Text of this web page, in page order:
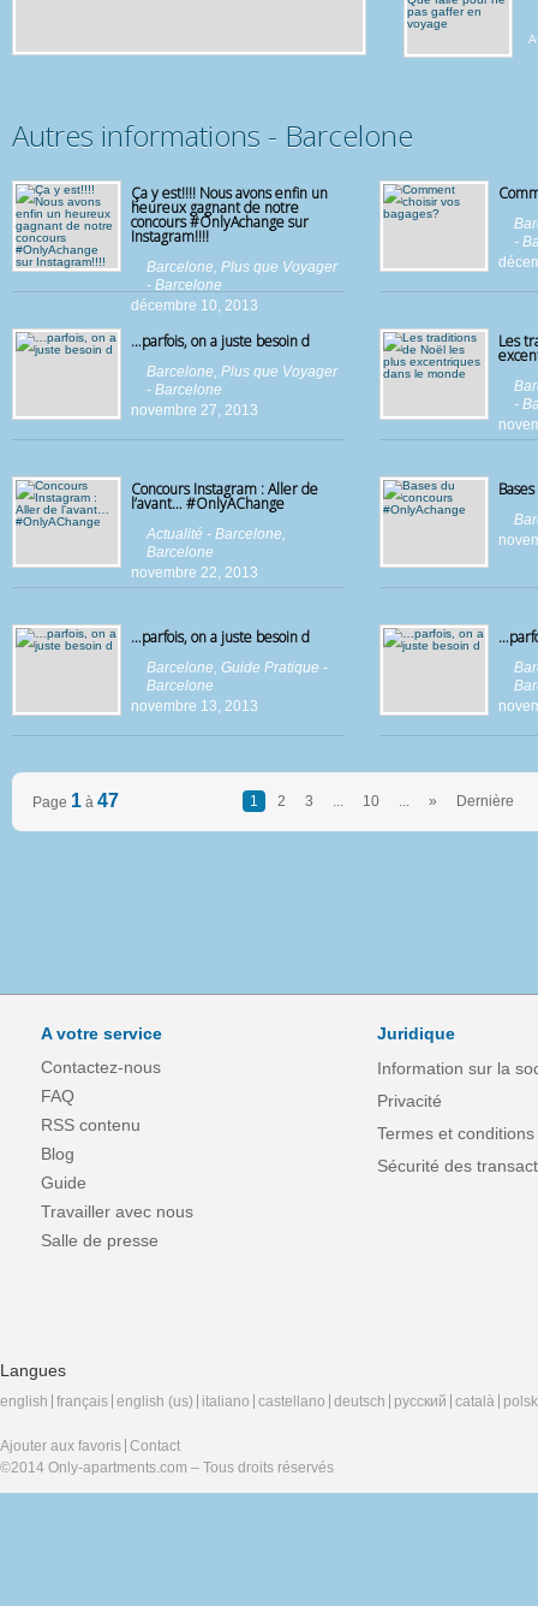
Autres informations - Barcelone
Ça y est!!!! Nous avons enfin un
heureux gagnant de notre
concours #OnlyAchange sur
Instagram!!!!
Barcelone, Plus que Voyager
- Barcelone
décembre 10, 2013
-
…parfois, on a juste besoin d
Barcelone, Plus que Voyager
- Barcelone
novembre 27, 2013
Les
-
Concours Instagram : Aller de
l’avant… #OnlyAChange
Actualité - Barcelone,
Barcelone
novembre 22, 2013
…parfois, on a juste besoin d
Barcelone, Guide Pratique -
Barcelone
novembre 13, 2013
Page 1 à 47 1 2 3 ... 10 ... » Dernière
A votre service
Contactez-nous
FAQ
RSS contenu
Blog
Guide
Travailler avec nous
Salle de presse
Juridique
Information sur la
Privacité
Termes et conditions
Sécurité des
Langues
english français english (us) italiano castellano deutsch русский català
Ajouter aux favoris Contact
©2014 Only-apartments.com – Tous droits réservés